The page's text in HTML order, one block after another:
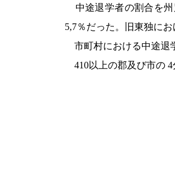
中途退学者の割合を
5,7％だった。旧東独に
市町村における中途退
410以上の郡及び市の 4